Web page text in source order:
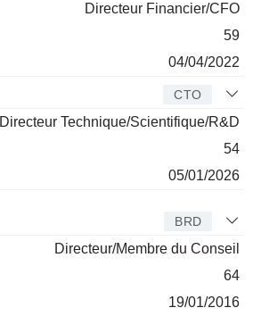
Directeur Financier/CFO
59
04/04/2022
CTO
Directeur Technique/Scientifique/R&D
54
05/01/2026
BRD
Directeur/Membre du Conseil
64
19/01/2016